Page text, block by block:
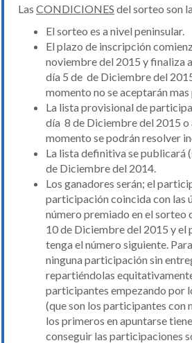
Las CONDICIONES del sorteo son
El sorteo es a nivel peninsular.
El plazo de inscripción
noviembre del 2015 y finaliza
día 5 de de Diciembre del
momento no se aceptarán
La lista provisional de
día 8 de Diciembre del 2015 o
momento se podrán resolver
La lista definitiva se publicará
de Diciembre del 2014.
Los ganadores serán; el
participación coincida con las
número premiado en el sorteo
10 de Diciembre del 2015 y el
tenga el número siguiente.
ninguna participación sin
repartiéndolas
participantes empezando por
(que son los participantes con
los primeros en apuntarse
conseguir las participaciones